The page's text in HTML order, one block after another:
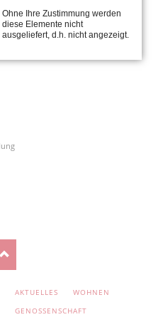
aufgrund Ihrer fehlenden
nicht angezeigt.
zu bearbeiten.
AKTUELLES
WOHNEN
GENOSSENSCHAFT
Ohne Ihre Zustimmung werden
diese Elemente nicht
ausgeliefert, d.h. nicht angezeigt.